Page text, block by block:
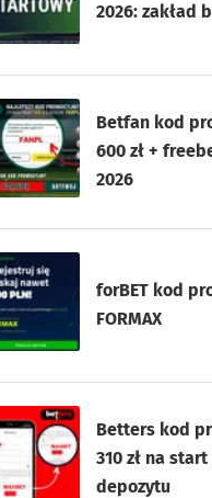
2026: zakład
Betfan kod
600 zł +
2026
forBET kod
FORMAX
Betters kod
310 zł na
depozytu